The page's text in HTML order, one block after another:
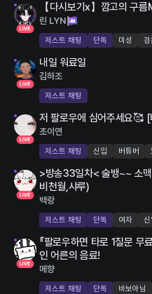
LIVE 125명
【다시보기x】깜고의 구
린 LYN
저스트 채팅 단독 미성 검
LIVE내일 워료일
김하조
저스트 채팅
LIVE 1명
저 팔로우에 심어주세요🥰
초이연
저스트 채팅 신입 버튜버
19세 연령 제한
LIVE 6명
>방송33일차< 술뱅~~ 소
비천월,샤루)
백랑
저스트 채팅 단독 여자 신
19세 연령 제한
LIVE 29명
『팔로우하면 타로 1질문 무
인 어른의 음료!
메향
저스트 채팅 단독 바보아님